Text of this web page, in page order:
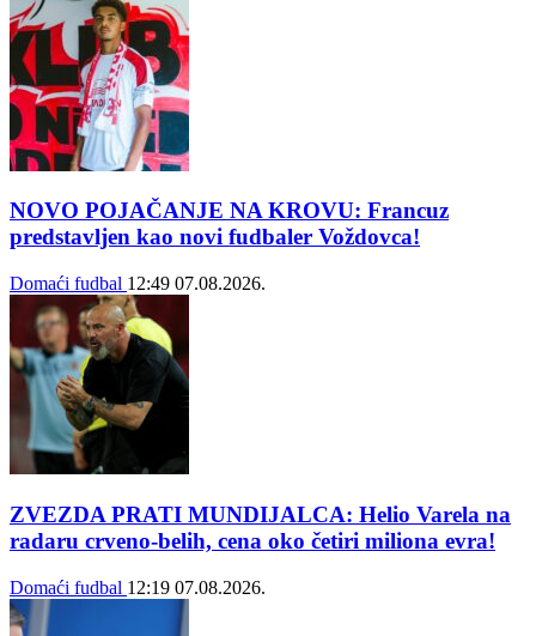
NOVO POJAČANJE NA KROVU: Francuz
predstavljen kao novi fudbaler Voždovca!
Domaći fudbal 12:49 07.08.2026.
ZVEZDA PRATI MUNDIJALCA: Helio Varela na
radaru crveno-belih, cena oko četiri miliona evra!
Domaći fudbal 12:19 07.08.2026.